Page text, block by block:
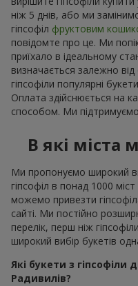
ніж 5 днів, або ми
гіпсофіл фруктовим
повідомте про це. Ми
приїхало в ідеальному
визначається залежно
гіпсофіли популярні
Оплата здійснюється на
способом. Ми
В які міста
Ми пропонуємо широкий
гіпсофіл в понад 1000
можемо привезти
сайті. Ми постійно
перелік, перш ніж
широкий вибір букетів
Які букети з гіпсофіли
Радивилів?